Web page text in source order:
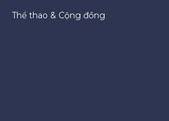
Thể thao & Cộng đồng